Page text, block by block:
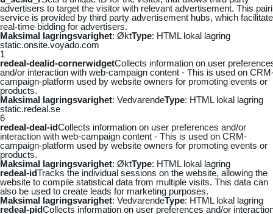
advertisers to target the visitor with relevant advertisement. This
service is provided by third party advertisement hubs, which
real-time bidding for advertisers.
Maksimal lagringsvarighet: ØktType: HTML lokal lagring
static.onsite.voyado.com
1
redeal-dealid-cornerwidgetCollects information on user
and/or interaction with web-campaign content - This is used on
campaign-platform used by website owners for promoting events or
products.
Maksimal lagringsvarighet: VedvarendeType: HTML lokal lagring
static.redeal.se
6
redeal-deal-idCollects information on user preferences and/or
interaction with web-campaign content - This is used on CRM-
campaign-platform used by website owners for promoting events or
products.
Maksimal lagringsvarighet: ØktType: HTML lokal lagring
redeal-idTracks the individual sessions on the website, allowing the
website to compile statistical data from multiple visits. This data can
also be used to create leads for marketing purposes.
Maksimal lagringsvarighet: VedvarendeType: HTML lokal lagring
redeal-pidCollects information on user preferences and/or